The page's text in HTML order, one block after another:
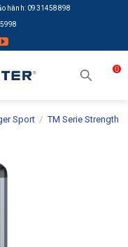
hành: 0931458898
0
Sport / TM Serie Strength